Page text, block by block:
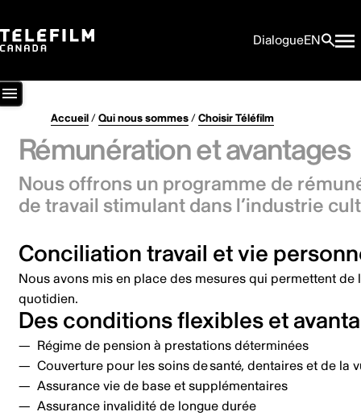
DialogueEN
Accueil/Qui nous sommes/Choisir Téléfilm
Rémunération et avantages
Nous offrons un programme de
de travail stimulant dans l’industrie
Conciliation travail et vie
Nous avons mis en place des mesures qui permettent
quotidien.
Des conditions flexibles et
Régime de pension à prestations déterminées
Couverture pour les soins de santé, dentaires et de la
Assurance vie de base et supplémentaires
Assurance invalidité de longue durée